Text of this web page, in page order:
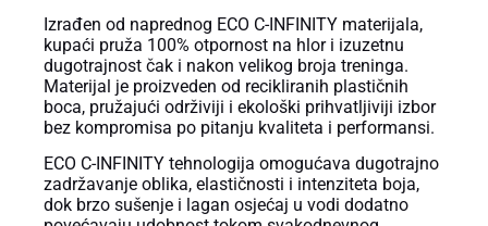
Izrađen od naprednog ECO C-INFINITY materijala,
kupaći pruža 100% otpornost na hlor i izuzetnu
dugotrajnost čak i nakon velikog broja treninga.
Materijal je proizveden od recikliranih plastičnih
boca, pružajući održiviji i ekološki prihvatljiviji izbor
bez kompromisa po pitanju kvaliteta i performansi.
ECO C-INFINITY tehnologija omogućava dugotrajno
zadržavanje oblika, elastičnosti i intenziteta boja,
dok brzo sušenje i lagan osjećaj u vodi dodatno